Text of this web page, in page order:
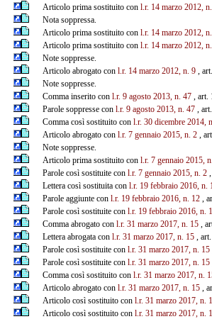
Articolo prima sostituito con l.r. 14 marzo 2012,
Nota soppressa.
Articolo prima sostituito con l.r. 14 marzo 2012,
Articolo prima sostituito con l.r. 14 marzo 2012,
Note soppresse.
Articolo abrogato con l.r. 14 marzo 2012, n. 9,
Note soppresse.
Comma inserito con l.r. 9 agosto 2013, n. 47, art.
Parole soppresse con l.r. 9 agosto 2013, n. 47,
Comma così sostituito con l.r. 30 dicembre 2014,
Articolo abrogato con l.r. 7 gennaio 2015, n. 2,
Note soppresse.
Articolo prima sostituito con l.r. 7 gennaio 2015,
Parole così sostituite con l.r. 7 gennaio 2015, n. 2,
Lettera così sostituita con l.r. 19 febbraio 2016, n.
Parole aggiunte con l.r. 19 febbraio 2016, n. 12,
Parole così sostituite con l.r. 19 febbraio 2016, n.
Comma abrogato con l.r. 31 marzo 2017, n. 15,
Lettera abrogata con l.r. 31 marzo 2017, n. 15, art.
Parole così sostituite con l.r. 31 marzo 2017, n. 15
Parole così sostituite con l.r. 31 marzo 2017, n. 15
Comma così sostituito con l.r. 31 marzo 2017, n.
Articolo abrogato con l.r. 31 marzo 2017, n. 15,
Articolo così sostituito con l.r. 31 marzo 2017, n.
Articolo così sostituito con l.r. 31 marzo 2017, n.